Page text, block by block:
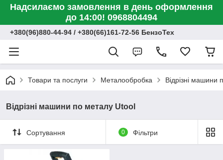
Надсилаємо замовлення в день оформлення
до 14:00! 0968804494
+380(96)880-44-94 / +380(66)161-72-56 БензоТех
Товари та послуги Металообробка Відрізні машини
Відрізні машини по металу Utool
Сортування 0 Фільтри